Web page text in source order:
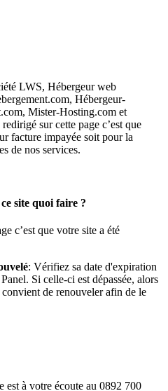
LWS, Hébergeur web
Hébergeur-
Mister-Hosting.com et
sur cette page c’est que
facture impayée soit pour la
de nos services.
site quoi faire ?
c’est que votre site a été
: Vérifiez sa date d'expiration
Si celle-ci est dépassée, alors
de renouveler afin de le
est à votre écoute au 0892 700